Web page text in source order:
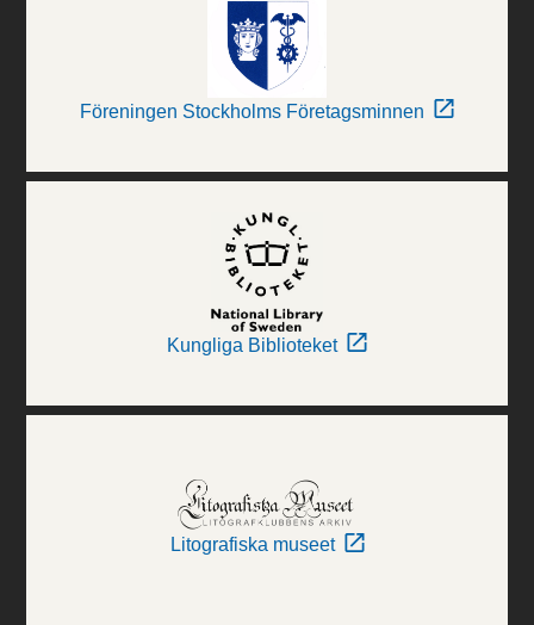
Föreningen Stockholms Företagsminnen
Kungliga Biblioteket
Litografiska museet